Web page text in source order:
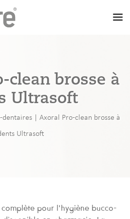
clean brosse à
Ultrasoft
dentaires | Axoral Pro-clean brosse à
Ultrasoft
complète pour l'hygiène bucco-